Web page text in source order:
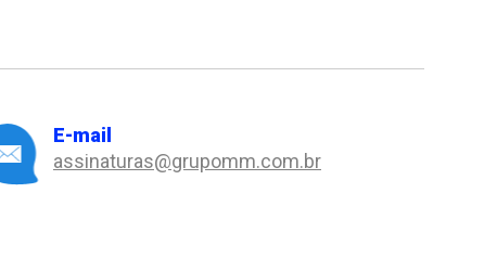
E-mail
assinaturas@grupomm.com.br